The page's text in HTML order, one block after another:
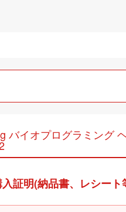
バイオプログラミング
証明(納品書、レシート